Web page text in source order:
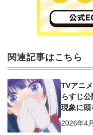
関連記事はこちら
TVアニ
らすじ
現象に
2026年4